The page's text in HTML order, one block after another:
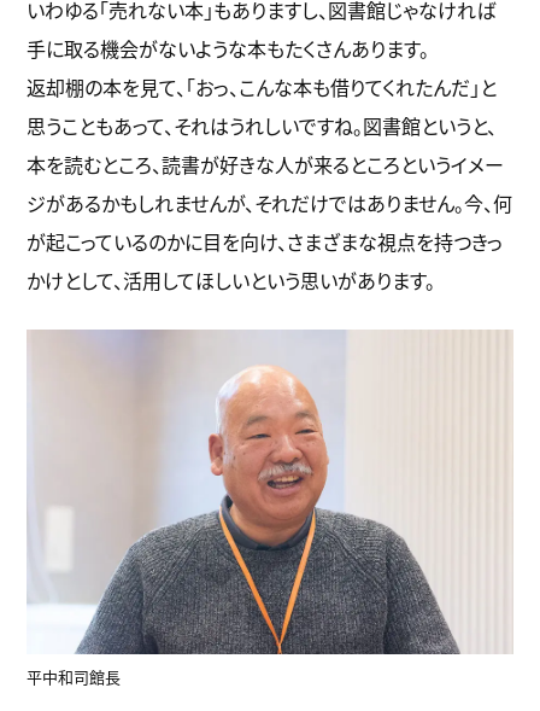
いわゆる「売れない本」もありますし、図書館じゃなければ
手に取る機会がないような本もたくさんあります。
返却棚の本を見て、「おっ、こんな本も借りてくれたんだ」と
思うこともあって、それはうれしいですね。図書館というと、
本を読むところ、読書が好きな人が来るところというイメー
ジがあるかもしれませんが、それだけではありません。今、何
が起こっているのかに目を向け、さまざまな視点を持つきっ
かけとして、活用してほしいという思いがあります。
平中和司館長